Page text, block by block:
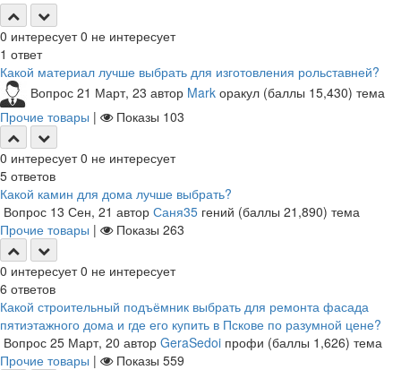
0 интересует 0 не интересует
1 ответ
Какой материал лучше выбрать для изготовления рольставней?
Вопрос 21 Март, 23 автор Mark оракул (баллы 15,430) тема
Прочие товары | Показы 103
0 интересует 0 не интересует
5 ответов
Какой камин для дома лучше выбрать?
Вопрос 13 Сен, 21 автор Саня35 гений (баллы 21,890) тема
Прочие товары | Показы 263
0 интересует 0 не интересует
6 ответов
Какой строительный подъёмник выбрать для ремонта фасада
пятиэтажного дома и где его купить в Пскове по разумной цене?
Вопрос 25 Март, 20 автор GeraSedoi профи (баллы 1,626) тема
Прочие товары | Показы 559